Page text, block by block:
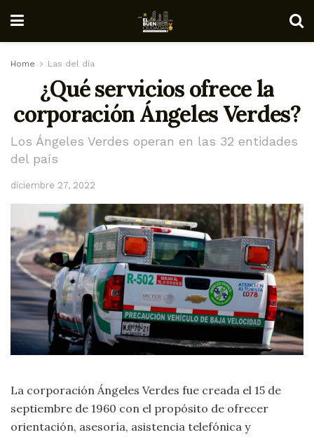
Home Las del día
¿Qué servicios ofrece la
corporación Ángeles Verdes?
Los Ángeles Verdes operan en las 32 entidades
del país
diciembre 27, 2022
La corporación Ángeles Verdes fue creada el 15 de
septiembre de 1960 con el propósito de ofrecer
orientación, asesoría, asistencia telefónica y